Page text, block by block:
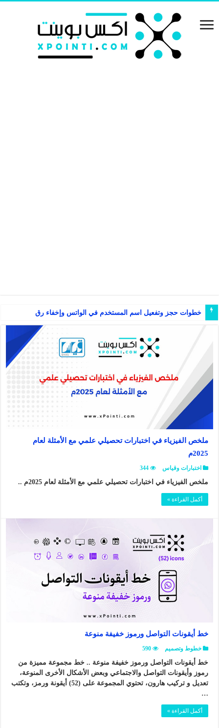
خطوات حجز وتفعيل اسم المستخدم في الواتس وإخفاء رقم الجوال
ملخص الفيزياء في اختبارات تحصيلي علمي مع الأمثلة لعام
2025م
اختبارات وقياس 344
ملخص الفيزياء في اختبارات تحصيلي علمي مع الأمثلة لعام 2025م ..
أكمل القراءة »
خط أيقونات التواصل ورموز خفيفة منوعة
خطوط وتصميم 590
خط أيقونات التواصل ورموز خفيفة منوعة .. خط مجموعة مميزة من
رموز وأيقونات التواصل والاجتماعي وبعض الأشكال الأخرى المنوعة،
تعديل و تركيب هارون، تحتوي المجموعة على (52) أيقونة ورمز، وتكتب
…
أكمل القراءة »